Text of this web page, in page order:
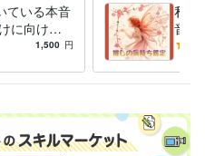
ロット×恋愛カウンセリング
ている本音
に向けら
ほどけてい
1,500 円
私の
音と
かし